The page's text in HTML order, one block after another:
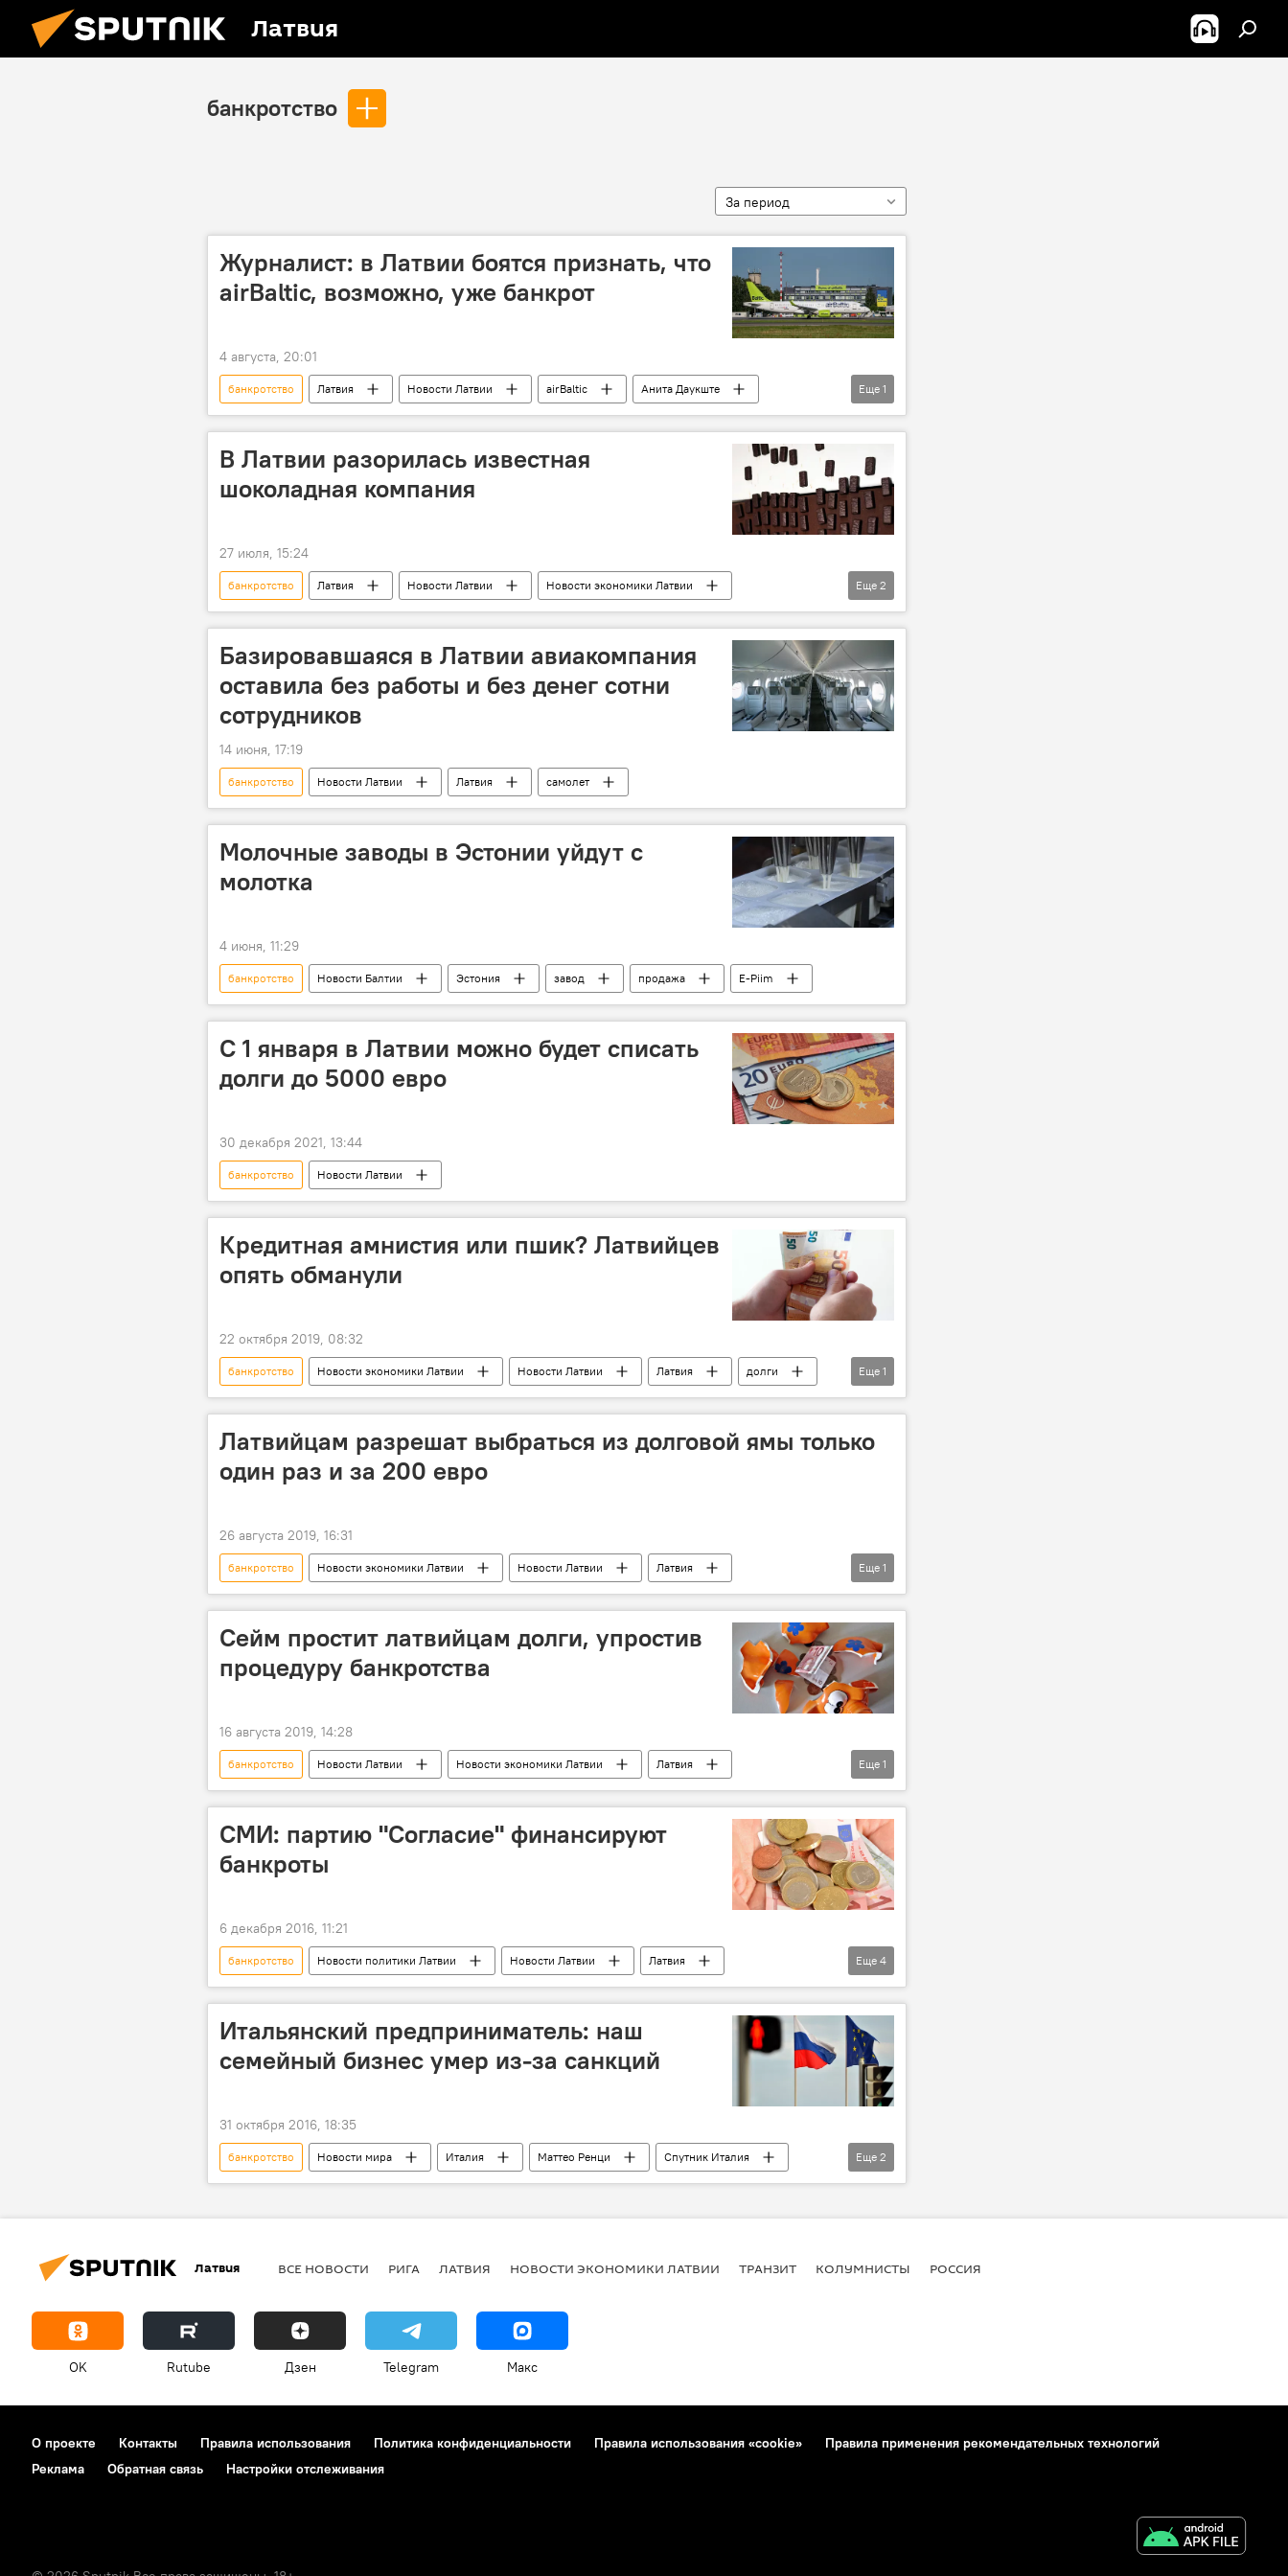
Латвия
банкротство
За период
Журналист: в Латвии боятся признать, что
airBaltic, возможно, уже банкрот
4 августа, 20:01
банкротство Латвия Новости Латвии airBaltic
Анита Даукште
Новости экономики Латвии
Еще 1
В Латвии разорилась известная
шоколадная компания
27 июля, 15:24
банкротство Латвия Новости Латвии
Новости экономики Латвии
Premium Chocolate
Лаура Себре
Еще 2
Базировавшаяся в Латвии авиакомпания
оставила без работы и без денег сотни
сотрудников
14 июня, 17:19
банкротство Новости Латвии Латвия самолет
Молочные заводы в Эстонии уйдут с
молотка
4 июня, 11:29
банкротство Новости Балтии Эстония завод продажа E-Piim
С 1 января в Латвии можно будет списать
долги до 5000 евро
30 декабря 2021, 13:44
банкротство Новости Латвии
Кредитная амнистия или пшик? Латвийцев
опять обманули
22 октября 2019, 08:32
банкротство Новости экономики Латвии Новости Латвии Латвия
долги
кредиты
Еще 1
Латвийцам разрешат выбраться из долговой ямы только
один раз и за 200 евро
26 августа 2019, 16:31
банкротство Новости экономики Латвии Новости Латвии
Латвия
Минюст Латвии
Еще 1
Сейм простит латвийцам долги, упростив
процедуру банкротства
16 августа 2019, 14:28
банкротство Новости Латвии Новости экономики Латвии
Латвия
Минюст Латвии
Еще 1
СМИ: партию "Согласие" финансируют
банкроты
6 декабря 2016, 11:21
банкротство Новости политики Латвии Новости Латвии
Латвия
Артурс Правс
Юлия Малика-Грундане Максим Толстой
Согласие
Еще 4
Итальянский предприниматель: наш
семейный бизнес умер из-за санкций
31 октября 2016, 18:35
банкротство Новости мира Италия Маттео Ренци
Спутник Италия
антироссийские санкции
предпринимательство
Еще 2
Латвия ВСЕ НОВОСТИ РИГА ЛАТВИЯ НОВОСТИ ЭКОНОМИКИ ЛАТВИИ ТРАНЗИТ КОЛУМНИСТЫ РОССИЯ
OK Rutube Дзен Telegram Макс
О проекте Контакты Правила использования Политика конфиденциальности Правила использования «cookie»
Правила применения рекомендательных технологий
Реклама
Обратная связь Настройки отслеживания